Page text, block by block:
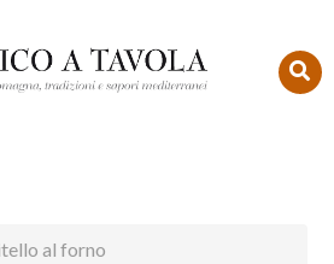
al forno